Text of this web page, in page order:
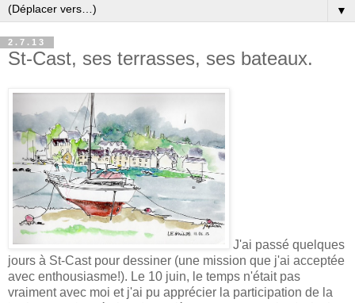
▼
2.7.13
St-Cast, ses terrasses, ses bateaux.
J'ai passé quelques
jours à St-Cast pour dessiner (une mission que j'ai acceptée
avec enthousiasme!). Le 10 juin, le temps n'était pas
vraiment avec moi et j'ai pu apprécier la participation de la